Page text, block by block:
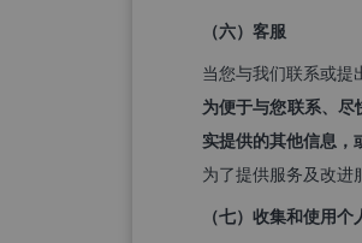
（六）客服
当您与我们联系或提
为便于与您联系、尽
实提供的其他信息，
为了提供服务及改进
（七）收集和使用个